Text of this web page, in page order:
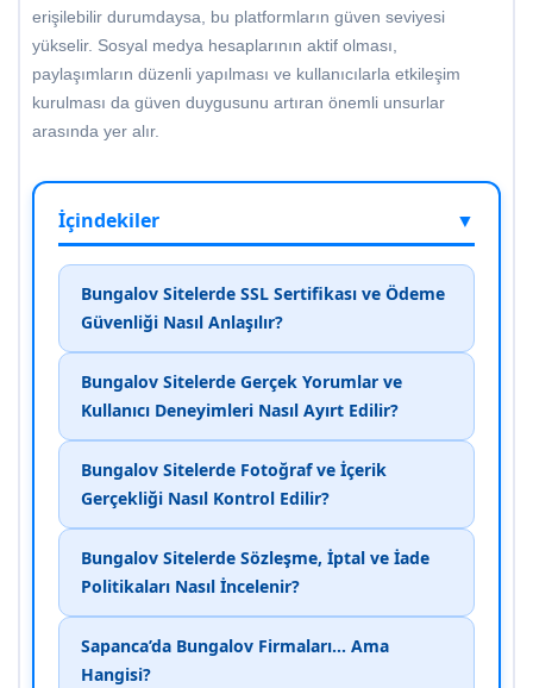
erişilebilir durumdaysa, bu platformların güven seviyesi
yükselir. Sosyal medya hesaplarının aktif olması,
paylaşımların düzenli yapılması ve kullanıcılarla etkileşim
kurulması da güven duygusunu artıran önemli unsurlar
arasında yer alır.
İçindekiler ▼
Bungalov Sitelerde SSL Sertifikası ve Ödeme
Güvenliği Nasıl Anlaşılır?
Bungalov Sitelerde Gerçek Yorumlar ve
Kullanıcı Deneyimleri Nasıl Ayırt Edilir?
Bungalov Sitelerde Fotoğraf ve İçerik
Gerçekliği Nasıl Kontrol Edilir?
Bungalov Sitelerde Sözleşme, İptal ve İade
Politikaları Nasıl İncelenir?
Sapanca’da Bungalov Firmaları… Ama
Hangisi?